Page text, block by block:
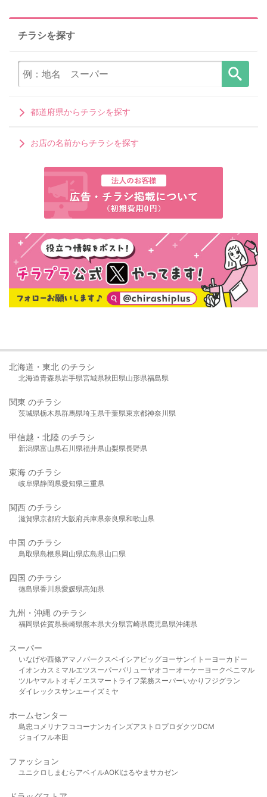
チラシを探す
都道府県からチラシを探す
お店の名前からチラシを探す
北海道・東北 のチラシ
北海道青森県岩手県宮城県秋田県山形県福島県
関東 のチラシ
茨城県栃木県群馬県埼玉県千葉県東京都神奈川県
甲信越・北陸 のチラシ
新潟県富山県石川県福井県山梨県長野県
東海 のチラシ
岐阜県静岡県愛知県三重県
関西 のチラシ
滋賀県京都府大阪府兵庫県奈良県和歌山県
中国 のチラシ
鳥取県島根県岡山県広島県山口県
四国 のチラシ
徳島県香川県愛媛県高知県
九州・沖縄 のチラシ
福岡県佐賀県長崎県熊本県大分県宮崎県鹿児島県沖縄県
スーパー
いなげや西條アマノパークスベイシア ビッグヨーサンイトーヨーカドー
イオンカスミ マルエツスーパーバリューヤオコーオーケー ヨークベニマル
ツルヤマルト オギノ エスマート ライフ業務スーパーいかり フジグラン
ダイレックスサンエーイズミヤ
ホームセンター
島忠 コメリ ナフコ コーナンカインズアストロプロダクツDCM
ジョイフル本田
ファッション
ユニクロ しまむら アベイルAOKIはるやま サカゼン